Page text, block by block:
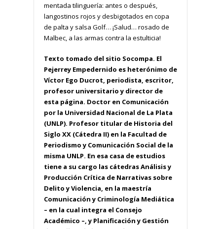
mentada tilinguería: antes o después,
langostinos rojos y desbigotados en copa
de palta y salsa Golf… ¡Salud… rosado de
Malbec, a las armas contra la estulticia!
Texto tomado del sitio Socompa. El
Pejerrey Empedernido es heterónimo de
Víctor Ego Ducrot, periodista, escritor,
profesor universitario y director de
esta página. Doctor en Comunicación
por la Universidad Nacional de La Plata
(UNLP). Profesor titular de Historia del
Siglo XX (Cátedra II) en la Facultad de
Periodismo y Comunicación Social de la
misma UNLP. En esa casa de estudios
tiene a su cargo las cátedras Análisis y
Producción Crítica de Narrativas sobre
Delito y Violencia, en la maestría
Comunicación y Criminología Mediática
– en la cual integra el Consejo
Académico –, y Planificación y Gestión